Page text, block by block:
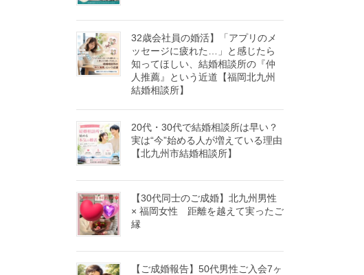
32歳会社員の婚活】「アプリのメ
ッセージに疲れた…」と感じたら
知ってほしい、結婚相談所の『仲
人推薦』という近道【福岡北九州
結婚相談所】
20代・30代で結婚相談所は早い？
実は“今”始める人が増えている理由
【北九州市結婚相談所】
【30代同士のご成婚】北九州男性
× 福岡女性 距離を越えて実ったご
縁
【ご成婚報告】50代男性ご入会7ヶ